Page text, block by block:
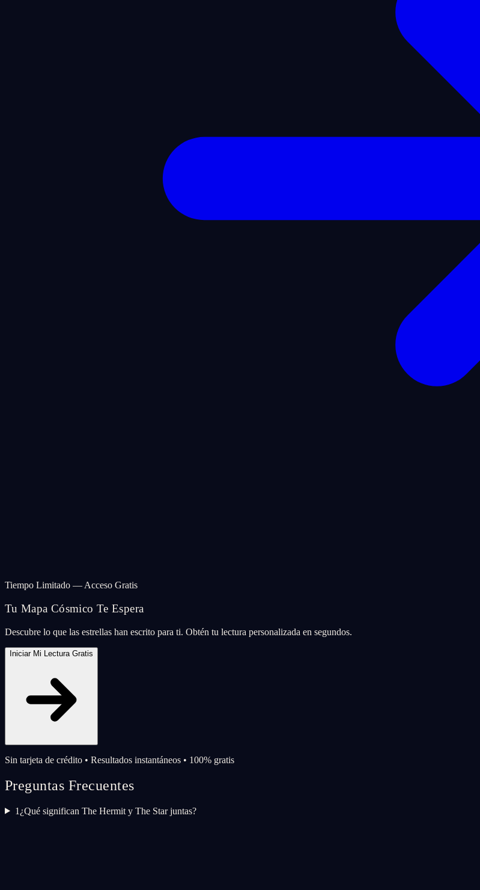
Tiempo Limitado — Acceso Gratis
Tu Mapa Cósmico Te Espera
Descubre lo que las estrellas han escrito para ti. Obtén tu lectura personalizada en segundos.
Iniciar Mi Lectura Gratis
Sin tarjeta de crédito • Resultados instantáneos • 100% gratis
Preguntas Frecuentes
1 ¿Qué significan The Hermit y The Star juntas?